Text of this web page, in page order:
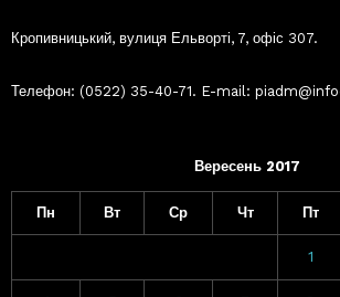
Кропивницький, вулиця Ельворті, 7, офіс 307.
Телефон: (0522) 35-40-71. E-mail:
Вересень 2017
Пн Вт Ср Чт Пт
1